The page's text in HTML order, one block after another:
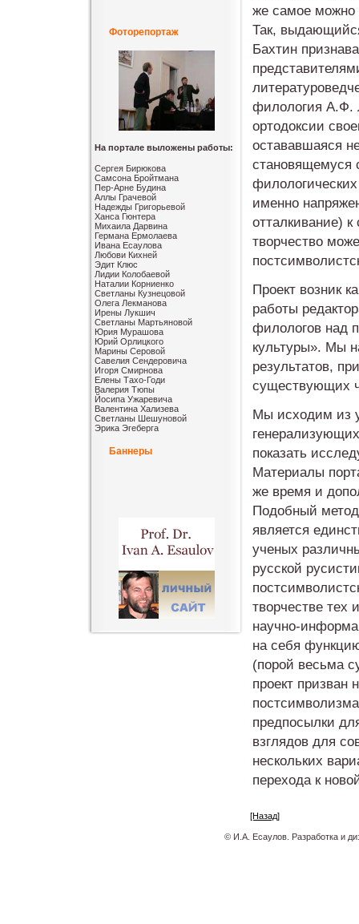
Фоторепортаж
На портале выложены работы:
Сергея Бирюкова
Самсона Бройтмана
Пер-Арне Будина
Аллы Грачевой
Надежды Григорьевой
Ханса Гюнтера
Михаила Дарвина
Германа Ермолаева
Ивана Есаулова
Любови Кихней
Эдит Клюс
Лидии Колобаевой
Наталии Корниенко
Светланы Кузнецовой
Олега Лекманова
Ирены Лукшич
Светланы Мартьяновой
Юрия Мурашова
Юрий Орлицкого
Марины Серовой
Савелия Сендеровича
Игоря Смирнова
Елены Тахо-Годи
Валерия Тюпы
Йосипа Ужаревича
Валентина Хализева
Светланы Шешуновой
Эрика Эгеберга
Баннеры
же самое можно
Так,
Бахтин
филология А.Ф.
ортодоксии
остававшаяся
становящемуся
именно
отталкивание)
творчество
Проект возник
работы
филологов над
культуры». Мы
результатов,
существующих
Мы исходим из
показать
Материалы
же время и
Подобный
является
ученых
русской
творчестве тех
научно-
на себя
(порой весьма
проект призван
предпосылки
взглядов для
нескольких
перехода к
[Назад]
© И.А. Есаулов. Разработка и